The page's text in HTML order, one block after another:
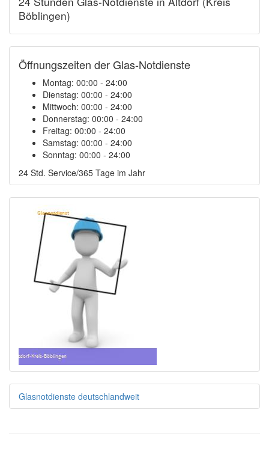
Böblingen)
Öffnungszeiten der Glas-Notdienste
Montag: 00:00 - 24:00
Dienstag: 00:00 - 24:00
Mittwoch: 00:00 - 24:00
Donnerstag: 00:00 - 24:00
Freitag: 00:00 - 24:00
Samstag: 00:00 - 24:00
Sonntag: 00:00 - 24:00
24 Std. Service/365 Tage im Jahr
Glasnotdienste deutschlandweit